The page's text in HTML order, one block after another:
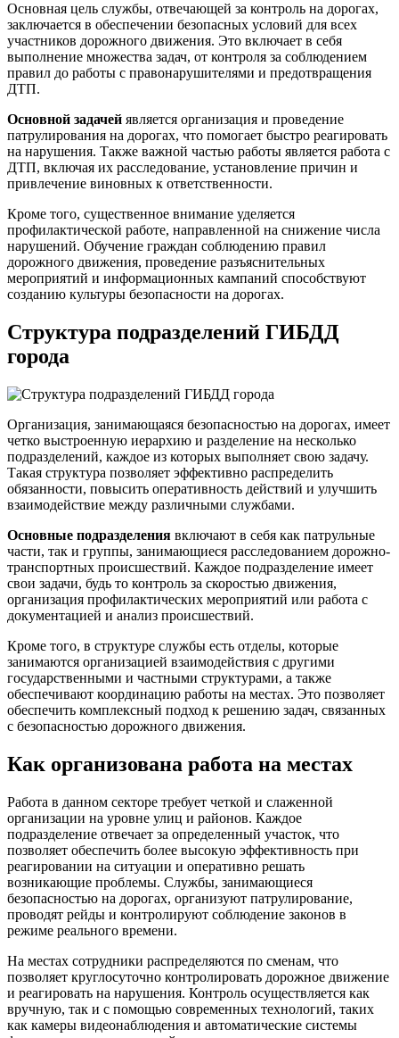
Основная цель службы, отвечающей за контроль на дорогах,
заключается в обеспечении безопасных условий для всех
участников дорожного движения. Это включает в себя
выполнение множества задач, от контроля за соблюдением
правил до работы с правонарушителями и предотвращения
ДТП.
Основной задачей является организация и проведение
патрулирования на дорогах, что помогает быстро реагировать
на нарушения. Также важной частью работы является работа с
ДТП, включая их расследование, установление причин и
привлечение виновных к ответственности.
Кроме того, существенное внимание уделяется
профилактической работе, направленной на снижение числа
нарушений. Обучение граждан соблюдению правил
дорожного движения, проведение разъяснительных
мероприятий и информационных кампаний способствуют
созданию культуры безопасности на дорогах.
Структура подразделений ГИБДД
города
Организация, занимающаяся безопасностью на дорогах, имеет
четко выстроенную иерархию и разделение на несколько
подразделений, каждое из которых выполняет свою задачу.
Такая структура позволяет эффективно распределить
обязанности, повысить оперативность действий и улучшить
взаимодействие между различными службами.
Основные подразделения включают в себя как патрульные
части, так и группы, занимающиеся расследованием дорожно-
транспортных происшествий. Каждое подразделение имеет
свои задачи, будь то контроль за скоростью движения,
организация профилактических мероприятий или работа с
документацией и анализ происшествий.
Кроме того, в структуре службы есть отделы, которые
занимаются организацией взаимодействия с другими
государственными и частными структурами, а также
обеспечивают координацию работы на местах. Это позволяет
обеспечить комплексный подход к решению задач, связанных
с безопасностью дорожного движения.
Как организована работа на местах
Работа в данном секторе требует четкой и слаженной
организации на уровне улиц и районов. Каждое
подразделение отвечает за определенный участок, что
позволяет обеспечить более высокую эффективность при
реагировании на ситуации и оперативно решать
возникающие проблемы. Службы, занимающиеся
безопасностью на дорогах, организуют патрулирование,
проводят рейды и контролируют соблюдение законов в
режиме реального времени.
На местах сотрудники распределяются по сменам, что
позволяет круглосуточно контролировать дорожное движение
и реагировать на нарушения. Контроль осуществляется как
вручную, так и с помощью современных технологий, таких
как камеры видеонаблюдения и автоматические системы